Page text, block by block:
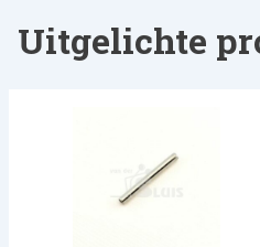
Uitgelichte